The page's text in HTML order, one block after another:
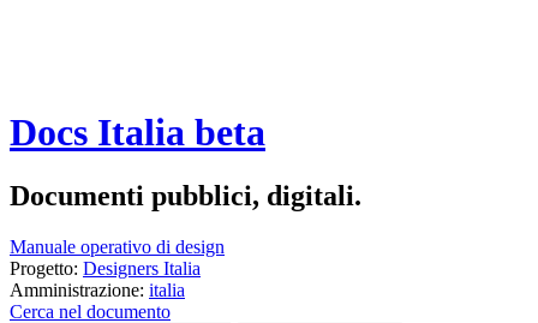
Docs Italia beta
Documenti pubblici, digitali.
Manuale operativo di design
Progetto: Designers Italia
Amministrazione: italia
Cerca nel documento